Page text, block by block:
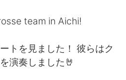
team in Aichi!
トを見ました！ 彼らはク
演奏しました🤘